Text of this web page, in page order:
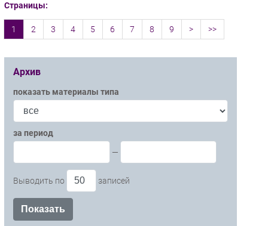
Страницы:
1 2 3 4 5 6 7 8 9 > >>
Архив
показать материалы типа
за период
—
Выводить по записей